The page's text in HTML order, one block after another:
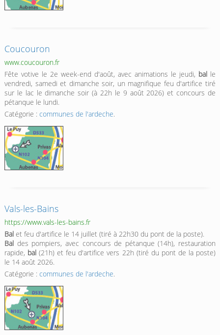
Coucouron
www.coucouron.fr
Fête votive le 2e week-end d'août, avec animations le jeudi, bal le
vendredi, samedi et dimanche soir, un magnifique feu d'artifice tiré
sur le lac le dimanche soir (à 22h le 9 août 2026) et concours de
pétanque le lundi.
Catégorie : communes de l'ardeche.
Vals-les-Bains
https://www.vals-les-bains.fr
Balet feu d'artifice le 14 juillet (tiré à 22h30 du pont de la poste).
Baldes pompiers, avec concours de pétanque (14h), restauration
rapide, bal (21h) et feu d'artifice vers 22h (tiré du pont de la poste)
le 14 août 2026.
Catégorie : communes de l'ardeche.